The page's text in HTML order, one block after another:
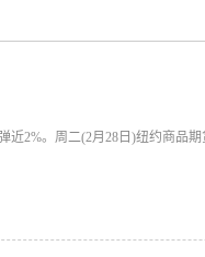
2%。周二(2月28日)纽约商品